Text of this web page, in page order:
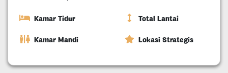
Kamar Tidur Total Lantai
Kamar Mandi Lokasi Strategis